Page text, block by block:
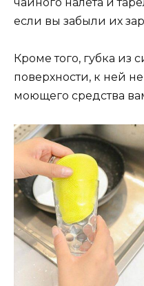
если вы забыли их
Кроме того, губка из
поверхности, к ней
моющего средства